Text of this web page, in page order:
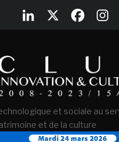
et sociale au
et de la culture